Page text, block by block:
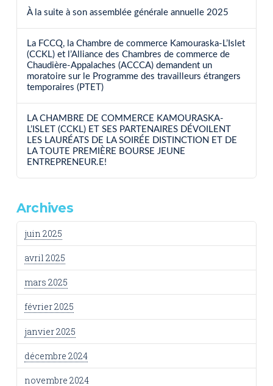
À la suite à son assemblée générale annuelle 2025
La FCCQ, la Chambre de commerce Kamouraska-L’Islet
(CCKL) et l’Alliance des Chambres de commerce de
Chaudière-Appalaches (ACCCA) demandent un
moratoire sur le Programme des travailleurs étrangers
temporaires (PTET)
LA CHAMBRE DE COMMERCE KAMOURASKA-
L’ISLET (CCKL) ET SES PARTENAIRES DÉVOILENT
LES LAURÉATS DE LA SOIRÉE DISTINCTION ET DE
LA TOUTE PREMIÈRE BOURSE JEUNE
ENTREPRENEUR.E!
Archives
juin 2025
avril 2025
mars 2025
février 2025
janvier 2025
décembre 2024
novembre 2024